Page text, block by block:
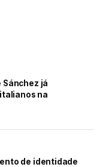
Sánchez já
na
de identidade